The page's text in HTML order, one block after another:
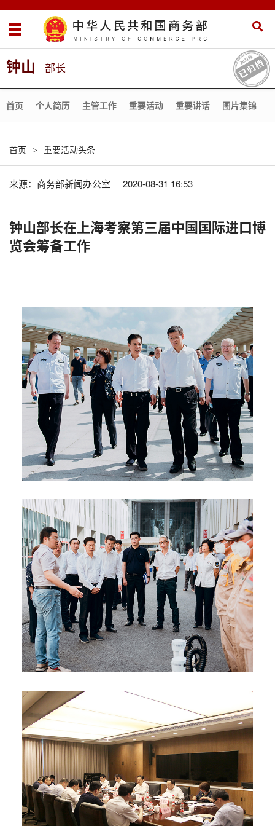
钟山 部长
首页 个人简历 主管工作 重要活动 重要讲话 图片集锦
首页 > 重要活动头条
来源： 商务部新闻办公室 2020-08-31 16:53
钟山部长在上海考察第三届中国国际进口博
览会筹备工作